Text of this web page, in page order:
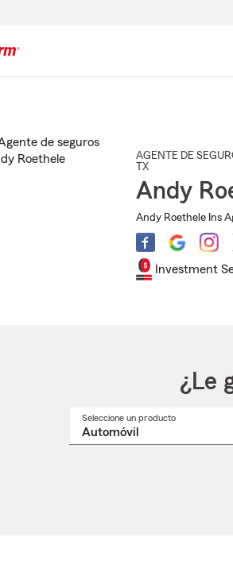
AGENTE DE
TX
Andy
Andy Roethele Ins
Investment
¿Le
Seleccione un productoSeleccione